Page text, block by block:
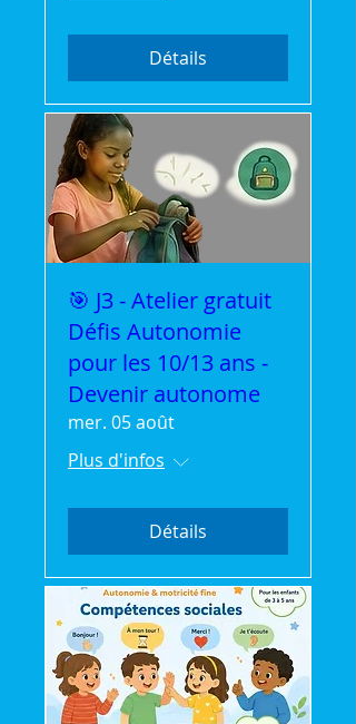
Détails
🎯 J3 - Atelier gratuit
Défis Autonomie
pour les 10/13 ans -
Devenir autonome
mer. 05 août
Plus d'infos
Détails